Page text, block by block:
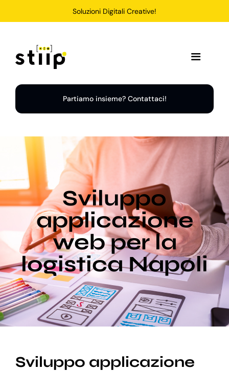
Soluzioni Digitali Creative!
Toggle
Home
Soluzioni
Chi Siamo
Portfolio
Blog
Supporto
Partiamo insieme? Contattaci!
Sviluppo
applicazione
web per la
logistica Napoli
Sviluppo applicazione